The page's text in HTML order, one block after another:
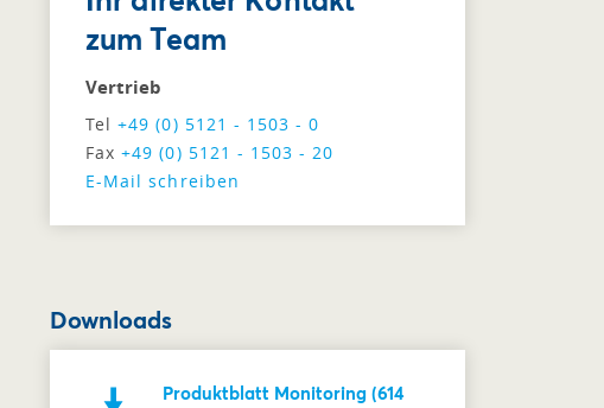
zum Team
Vertrieb
Tel+49 (0) 5121 - 1503 - 0
Fax+49 (0) 5121 - 1503 - 20
E-Mail schreiben
Downloads
Produktblatt Monitoring (614